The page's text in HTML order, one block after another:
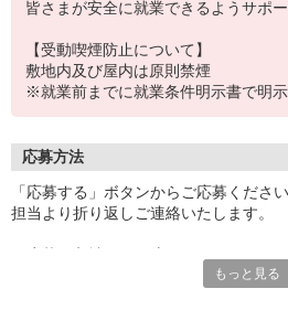
皆さまが安全に就業できるようサポー
【受動喫煙防止について】
敷地内及び屋内は原則禁煙
※就業前までに就業条件明示書で明
応募方法
「応募する」ボタンからご応募ください
担当より折り返しご連絡いたします。
もっと見る